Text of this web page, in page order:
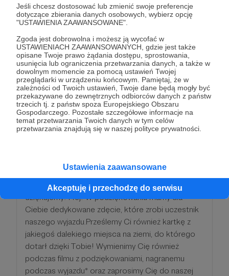
Jeśli chcesz dostosować lub zmienić swoje preferencje
dotyczące zbierania danych osobowych, wybierz opcję
"USTAWIENIA ZAAWANSOWANE".
Zgoda jest dobrowolna i możesz ją wycofać w
USTAWIENIACH ZAAWANSOWANYCH, gdzie jest także
opisane Twoje prawo żądania dostępu, sprostowania,
usunięcia lub ograniczenia przetwarzania danych, a także w
dowolnym momencie za pomocą ustawień Twojej
przeglądarki w urządzeniu końcowym. Pamiętaj, że w
zależności od Twoich ustawień, Twoje dane będą mogły być
przekazywane do zewnętrznych odbiorców danych z państw
trzecich tj. z państw spoza Europejskiego Obszaru
Gospodarczego. Pozostałe szczegółowe informacje na
temat przetwarzania Twoich danych w tym celów
przetwarzania znajdują się w naszej polityce prywatności.
Ustawienia zaawansowane
Akceptuję i przechodzę do serwisu
podczas wyjazdu*.
*Dla patronów, którzy w danym roku wspierali nas
co najmniej 5 miesięcy
Patroni: 0
199 zł miesięcznie
To jest naprawdę ogromne wsparcie! Bardzo Ci
dziękujemy! Hej! W podziękowaniu mamy dla
Ciebie dedykowane zdęcie, które zrobi uczestnik
naszego wyjazdu.Prześlemy Ci również kartkę z
jakiegoś dalekiego miejsca na ziemi, do którego
dotarł dzięki Tobie! Wymienimy Cię również
podczas filmu z podziękowaniami, nagranemu
podczas wyjazdu* oraz zaprosimy Cię do naszej